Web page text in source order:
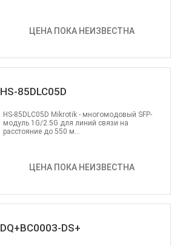
ЦЕНА ПОКА НЕИЗВЕСТНА
HS-85DLC05D
ЦЕНА ПОКА НЕИЗВЕСТНА
HS-85DLC05D Mikrotik - многомодовый SFP-
модуль 1G/2.5G для линий связи на
расстояние до 550 м...
DQ+BC0003-DS+